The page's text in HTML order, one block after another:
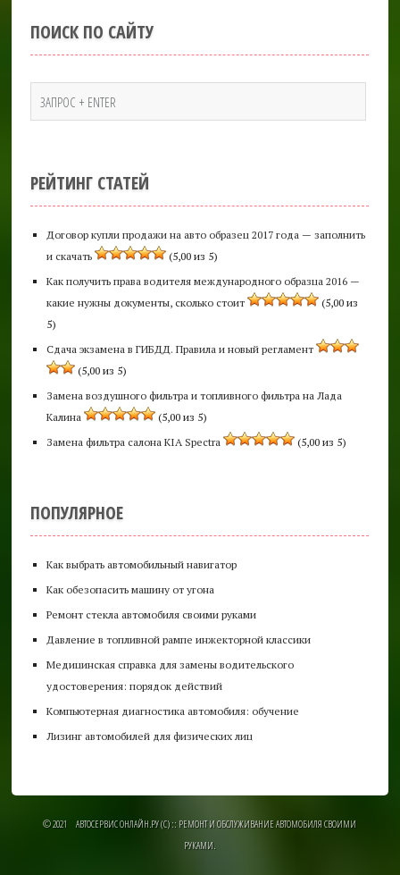
ПОИСК ПО САЙТУ
РЕЙТИНГ СТАТЕЙ
Договор купли продажи на авто образец 2017 года — заполнить
и скачать
(5,00 из 5)
Как получить права водителя международного образца 2016 —
какие нужны документы, сколько стоит
(5,00 из
5)
Сдача экзамена в ГИБДД. Правила и новый регламент
(5,00 из 5)
Замена воздушного фильтра и топливного фильтра на Лада
Калина
(5,00 из 5)
Замена фильтра салона KIA Spectra
(5,00 из 5)
ПОПУЛЯРНОЕ
Как выбрать автомобильный навигатор
Как обезопасить машину от угона
Ремонт стекла автомобиля своими руками
Давление в топливной рампе инжекторной классики
Медицинская справка для замены водительского
удостоверения: порядок действий
Компьютерная диагностика автомобиля: обучение
Лизинг автомобилей для физических лиц
© 2021 АВТОСЕРВИС ОНЛАЙН.РУ (C) :: РЕМОНТ И ОБСЛУЖИВАНИЕ АВТОМОБИЛЯ СВОИМИ
РУКАМИ.